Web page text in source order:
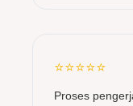
⭐⭐⭐⭐⭐
Proses